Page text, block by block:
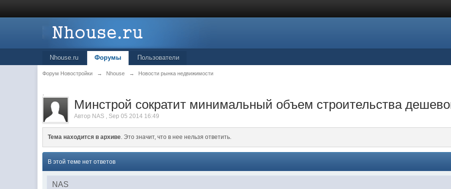
Nhouse.ru Форумы Пользователи
Форум Новостройки → Nhouse → Новости рынка недвижимости
.
Минстрой сократит минимальный объем строительства
Автор NAS , Sep 05 2014 16:49
Тема находится в архиве. Это значит, что в нее нельзя ответить.
В этой теме нет ответов
NAS